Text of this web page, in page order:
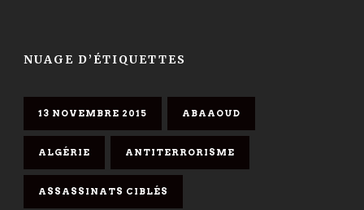
NUAGE D’ÉTIQUETTES
13 NOVEMBRE 2015 ABAAOUD
ALGÉRIE ANTITERRORISME
ASSASSINATS CIBLÉS